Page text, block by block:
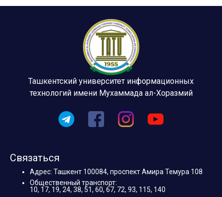
Ташкентский университет информационных
технологий имени Мухаммада ал-Хоразмий
Связаться
Адрес: Ташкент 100084, проспект Амира Темура 108
Общественный транспорт:
10, 17, 19, 24, 38, 51, 60, 67, 72, 93, 115, 140